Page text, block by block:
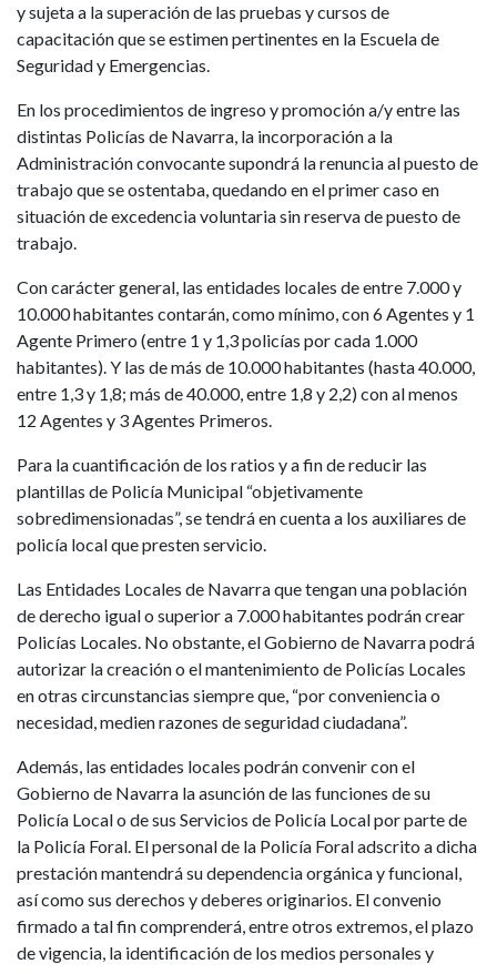
y sujeta a la superación de las pruebas y cursos de
capacitación que se estimen pertinentes en la Escuela de
Seguridad y Emergencias.
En los procedimientos de ingreso y promoción a/y entre las
distintas Policías de Navarra, la incorporación a la
Administración convocante supondrá la renuncia al puesto de
trabajo que se ostentaba, quedando en el primer caso en
situación de excedencia voluntaria sin reserva de puesto de
trabajo.
Con carácter general, las entidades locales de entre 7.000 y
10.000 habitantes contarán, como mínimo, con 6 Agentes y 1
Agente Primero (entre 1 y 1,3 policías por cada 1.000
habitantes). Y las de más de 10.000 habitantes (hasta 40.000,
entre 1,3 y 1,8; más de 40.000, entre 1,8 y 2,2) con al menos
12 Agentes y 3 Agentes Primeros.
Para la cuantificación de los ratios y a fin de reducir las
plantillas de Policía Municipal “objetivamente
sobredimensionadas”, se tendrá en cuenta a los auxiliares de
policía local que presten servicio.
Las Entidades Locales de Navarra que tengan una población
de derecho igual o superior a 7.000 habitantes podrán crear
Policías Locales. No obstante, el Gobierno de Navarra podrá
autorizar la creación o el mantenimiento de Policías Locales
en otras circunstancias siempre que, “por conveniencia o
necesidad, medien razones de seguridad ciudadana”.
Además, las entidades locales podrán convenir con el
Gobierno de Navarra la asunción de las funciones de su
Policía Local o de sus Servicios de Policía Local por parte de
la Policía Foral. El personal de la Policía Foral adscrito a dicha
prestación mantendrá su dependencia orgánica y funcional,
así como sus derechos y deberes originarios. El convenio
firmado a tal fin comprenderá, entre otros extremos, el plazo
de vigencia, la identificación de los medios personales y